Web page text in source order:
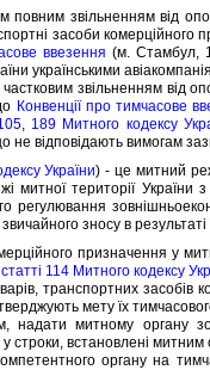
звiльненням вiд
засоби комерцiйного
ввезення (м. Стамбул,
українськими
звiльненням вiд
Конвенцiї про тимчасове
, 189 Митного кодексу
не вiдповiдають вимогам
України) - це митний
митної територiї
регулювання
зносу в результатi
призначення у
114 Митного кодексу
транспортних засобiв
мету їх
митному органу
строки, встановленi митним
органу на